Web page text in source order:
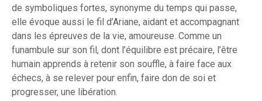
de symboliques fortes, synonyme du temps qui passe,
elle évoque aussi le fil d’Ariane, aidant et accompagnant
dans les épreuves de la vie, amoureuse. Comme un
funambule sur son fil, dont l’équilibre est précaire, l’être
humain apprends à retenir son souffle, à faire face aux
échecs, à se relever pour enfin, faire don de soi et
progresser, une libération.